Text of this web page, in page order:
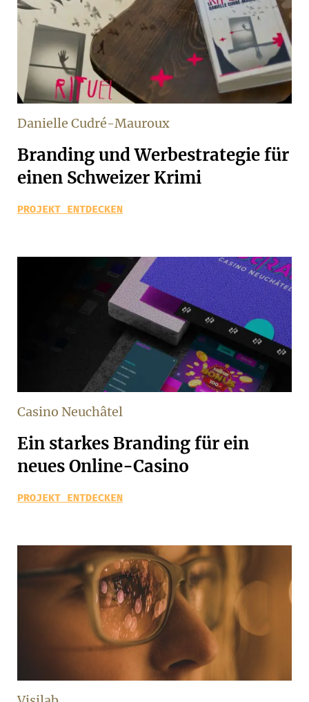
Danielle Cudré-Mauroux
Branding und Werbestrategie für
einen Schweizer Krimi
PROJEKT ENTDECKEN
Casino Neuchâtel
Ein starkes Branding für ein
neues Online-Casino
PROJEKT ENTDECKEN